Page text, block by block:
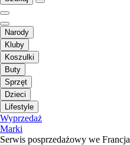
Narody
Kluby
Koszulki
Buty
Sprzęt
Dzieci
Lifestyle
Wyprzedaż
Marki
Serwis posprzedażowy we Francja